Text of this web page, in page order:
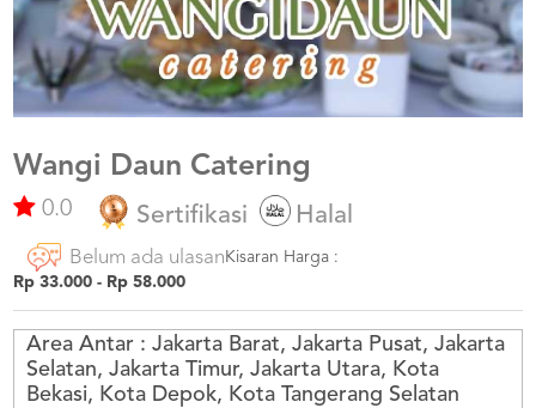
US
CATERERS
BLOG
TERMS
CONDITIONS
CALL
021
5091
3494
Wangi Daun Catering
0.0 Sertifikasi Halal
Belum ada ulasan Kisaran Harga :
Rp 33.000 - Rp 58.000
Area Antar : Jakarta Barat, Jakarta Pusat, Jakarta
Selatan, Jakarta Timur, Jakarta Utara, Kota
Bekasi, Kota Depok, Kota Tangerang Selatan